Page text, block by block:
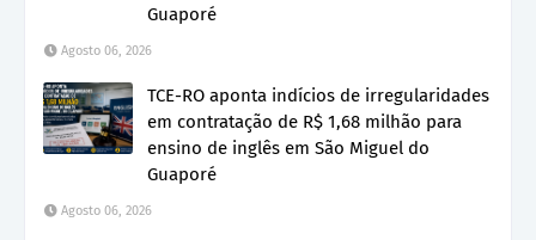
Guaporé
Agosto 06, 2026
TCE-RO aponta indícios de irregularidades
em contratação de R$ 1,68 milhão para
ensino de inglês em São Miguel do
Guaporé
Agosto 06, 2026